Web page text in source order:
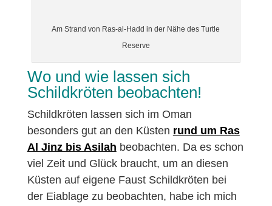
Am Strand von Ras-al-Hadd in der Nähe des Turtle
Reserve
Wo und wie lassen sich
Schildkröten beobachten!
Schildkröten lassen sich im Oman
besonders gut an den Küsten rund um Ras
Al Jinz bis Asilah beobachten. Da es schon
viel Zeit und Glück braucht, um an diesen
Küsten auf eigene Faust Schildkröten bei
der Eiablage zu beobachten, habe ich mich